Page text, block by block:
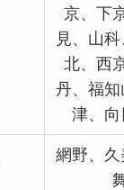
京、下
見、山科
北、西
丹、福
津、向
網野、久